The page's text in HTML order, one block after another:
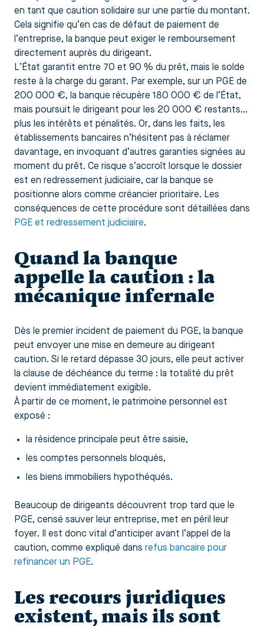
en tant que caution solidaire sur une partie du montant.
Cela signifie qu’en cas de défaut de paiement de
l’entreprise, la banque peut exiger le remboursement
directement auprès du dirigeant.
L’État garantit entre 70 et 90 % du prêt, mais le solde
reste à la charge du garant. Par exemple, sur un PGE de
200 000 €, la banque récupère 180 000 € de l’État,
mais poursuit le dirigeant pour les 20 000 € restants…
plus les intérêts et pénalités. Or, dans les faits, les
établissements bancaires n’hésitent pas à réclamer
davantage, en invoquant d’autres garanties signées au
moment du prêt. Ce risque s’accroît lorsque le dossier
est en redressement judiciaire, car la banque se
positionne alors comme créancier prioritaire. Les
conséquences de cette procédure sont détaillées dans
PGE et redressement judiciaire.
Quand la banque
appelle la caution : la
mécanique infernale
Dès le premier incident de paiement du PGE, la banque
peut envoyer une mise en demeure au dirigeant
caution. Si le retard dépasse 30 jours, elle peut activer
la clause de déchéance du terme : la totalité du prêt
devient immédiatement exigible.
À partir de ce moment, le patrimoine personnel est
exposé :
la résidence principale peut être saisie,
les comptes personnels bloqués,
les biens immobiliers hypothéqués.
Beaucoup de dirigeants découvrent trop tard que le
PGE, censé sauver leur entreprise, met en péril leur
foyer. Il est donc vital d’anticiper avant l’appel de la
caution, comme expliqué dans refus bancaire pour
refinancer un PGE.
Les recours juridiques
existent, mais ils sont